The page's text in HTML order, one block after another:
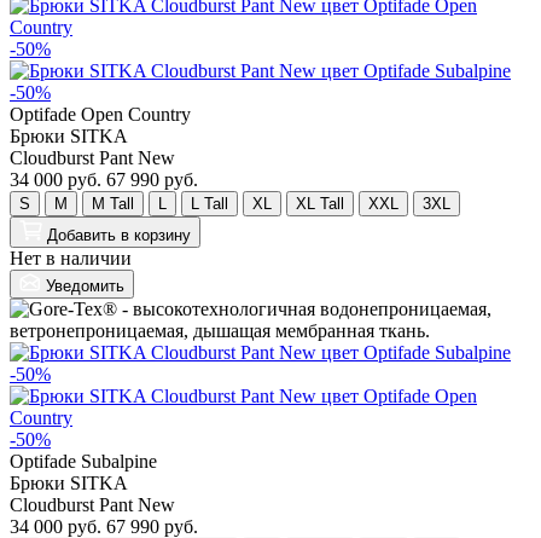
-50%
-50%
Optifade Open Country
Брюки SITKA
Cloudburst Pant New
34 000 руб. 67 990 руб.
S M M Tall L Tall XL XL Tall XXL
3XL
Добавить в корзину
Нет в наличии
Уведомить
-50%
-50%
Optifade Subalpine
Брюки SITKA
Cloudburst Pant New
34 000 руб. 67 990 руб.